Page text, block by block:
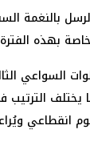
بالنغمة
بهذه
السواعي
يختلف
انقطاعي